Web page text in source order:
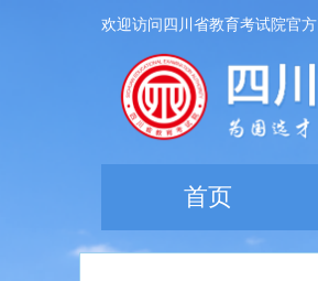
欢迎访问四川省教育考试院官
首页